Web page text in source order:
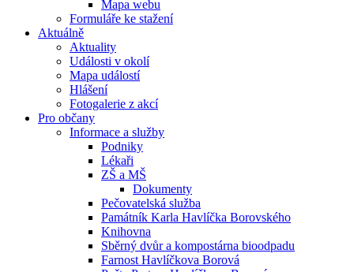
Mapa webu
Formuláře ke stažení
Aktuálně
Aktuality
Události v okolí
Mapa událostí
Hlášení
Fotogalerie z akcí
Pro občany
Informace a služby
Podniky
Lékaři
ZŠ a MŠ
Dokumenty
Pečovatelská služba
Památník Karla Havlíčka Borovského
Knihovna
Sběrný dvůr a kompostárna bioodpadu
Farnost Havlíčkova Borová